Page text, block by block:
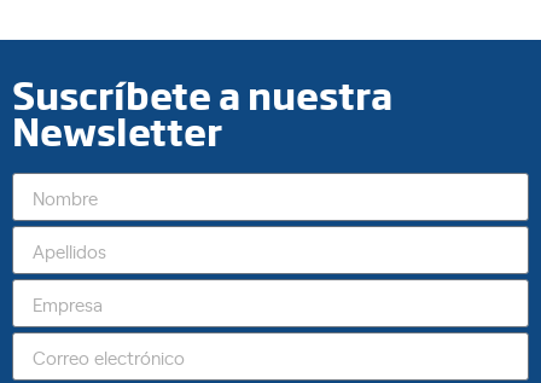
Suscríbete a nuestra
Newsletter